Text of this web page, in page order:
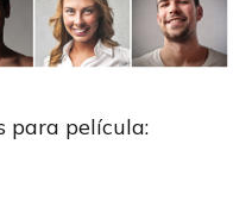
para película: